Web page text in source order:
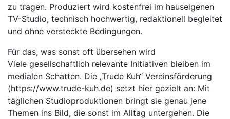
zu tragen. Produziert wird kostenfrei im hauseigenen
TV-Studio, technisch hochwertig, redaktionell begleitet
und ohne versteckte Bedingungen.
Für das, was sonst oft übersehen wird
Viele gesellschaftlich relevante Initiativen bleiben im
medialen Schatten. Die „Trude Kuh“ Vereinsförderung
(https://www.trude-kuh.de) setzt hier gezielt an: Mit
täglichen Studioproduktionen bringt sie genau jene
Themen ins Bild, die sonst im Alltag untergehen. Die